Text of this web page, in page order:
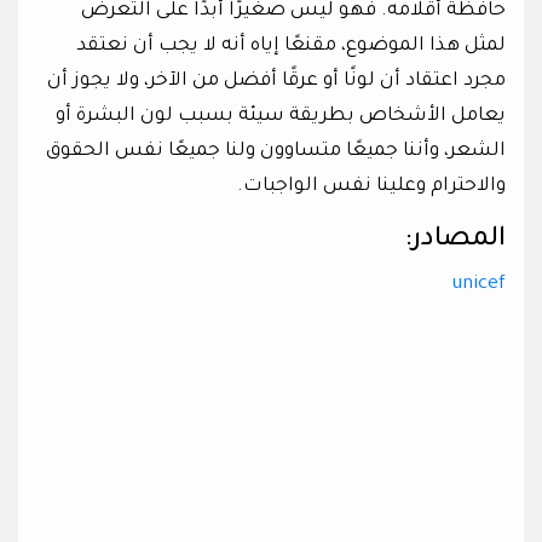
حافظة أقلامه. فهو ليس صغيرًا أبدًا على التعرض
لمثل هذا الموضوع، مقنعًا إياه أنه لا يجب أن نعتقد
مجرد اعتقاد أن لونًا أو عرقًا أفضل من الآخر، ولا يجوز أن
يعامل الأشخاص بطريقة سيئة بسبب لون البشرة أو
الشعر، وأننا جميعًا متساوون ولنا جميعًا نفس الحقوق
والاحترام وعلينا نفس الواجبات.
المصادر:
unicef